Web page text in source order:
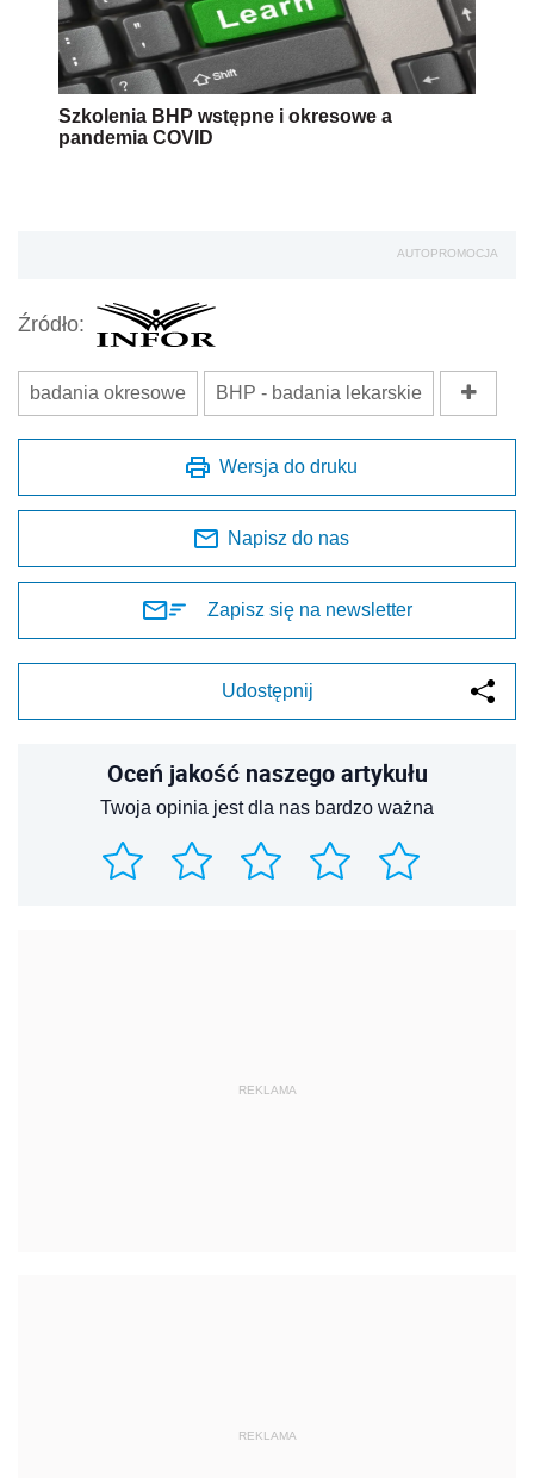
Szkolenia BHP wstępne i okresowe a
pandemia COVID
AUTOPROMOCJA
Źródło:
badania okresowe BHP - badania lekarskie
Wersja do druku
Napisz do nas
Zapisz się na newsletter
Udostępnij
Oceń jakość naszego artykułu
Twoja opinia jest dla nas bardzo ważna
REKLAMA
REKLAMA